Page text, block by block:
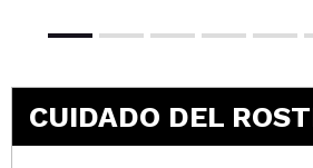
CUIDADO DEL